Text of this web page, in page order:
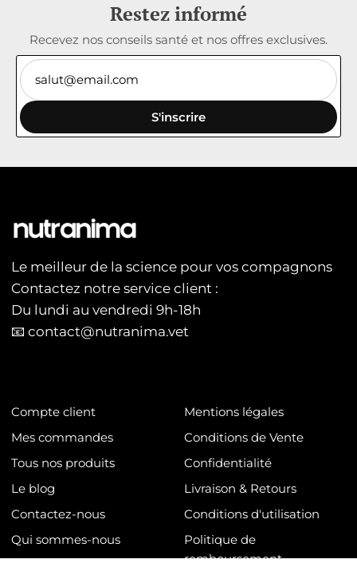
Restez informé
Recevez nos conseils santé et nos offres exclusives.
S'inscrire
Le meilleur de la science pour vos compagnons
Contactez notre service client :
Du lundi au vendredi 9h-18h
📧 contact@nutranima.vet
Compte client
Mes commandes
Tous nos produits
Le blog
Contactez-nous
Qui sommes-nous
Mentions légales
Conditions de Vente
Confidentialité
Livraison & Retours
Conditions d'utilisation
Politique de
remboursement